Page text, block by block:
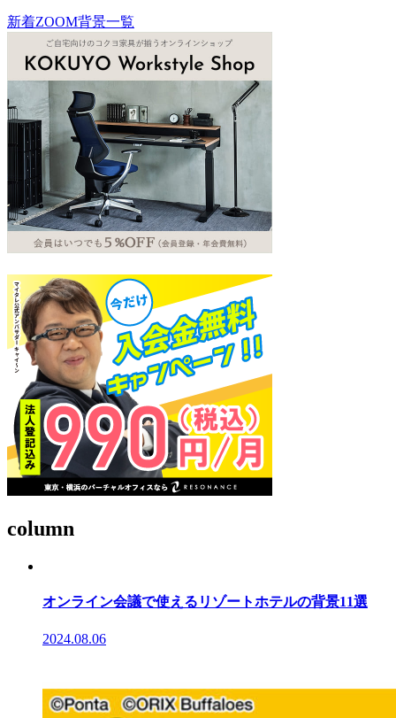
新着ZOOM背景一覧
column
オンライン会議で使えるリゾートホテルの背景11選
2024.08.06